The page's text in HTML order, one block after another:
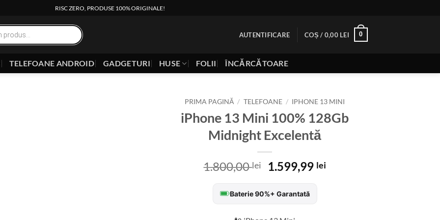
RISC ZERO, PRODUSE 100% ORIGINALE!
AUTENTIFICARE COȘ / 0,00 LEI 0
TELEFOANE ANDROID GADGETURI HUSE FOLII ÎNCĂRCĂTOARE
PRIMA PAGINĂ / TELEFOANE / IPHONE 13 MINI
iPhone 13 Mini 100% 128Gb
Midnight Excelentă
1.800,00lei
Prețul
a
fost:
1.599,99 leiPrețul
Baterie 90%+ Garantată